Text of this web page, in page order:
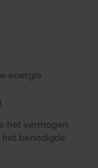
energie
het vermogen
benodigde